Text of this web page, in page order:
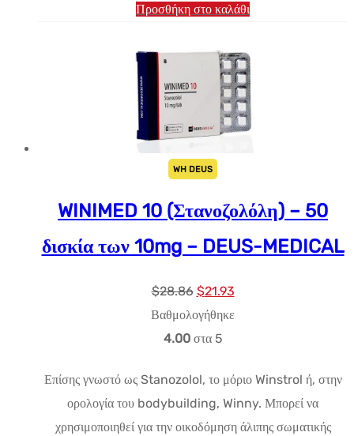
Προσθήκη στο καλάθι
WH DEUS
WINIMED 10 (Στανοζολόλη) – 50
δισκία των 10mg – DEUS-MEDICAL
$28.86 Αρχική
τιμή:
$28.86.
$21.93Η
τρέχουσα
$21.93.
Βαθμολογήθηκε
4.00στα 5
Επίσης γνωστό ως Stanozolol, το μόριο Winstrol ή, στην
ορολογία του bodybuilding, Winny. Μπορεί να
χρησιμοποιηθεί για την οικοδόμηση άλιπης σωματικής